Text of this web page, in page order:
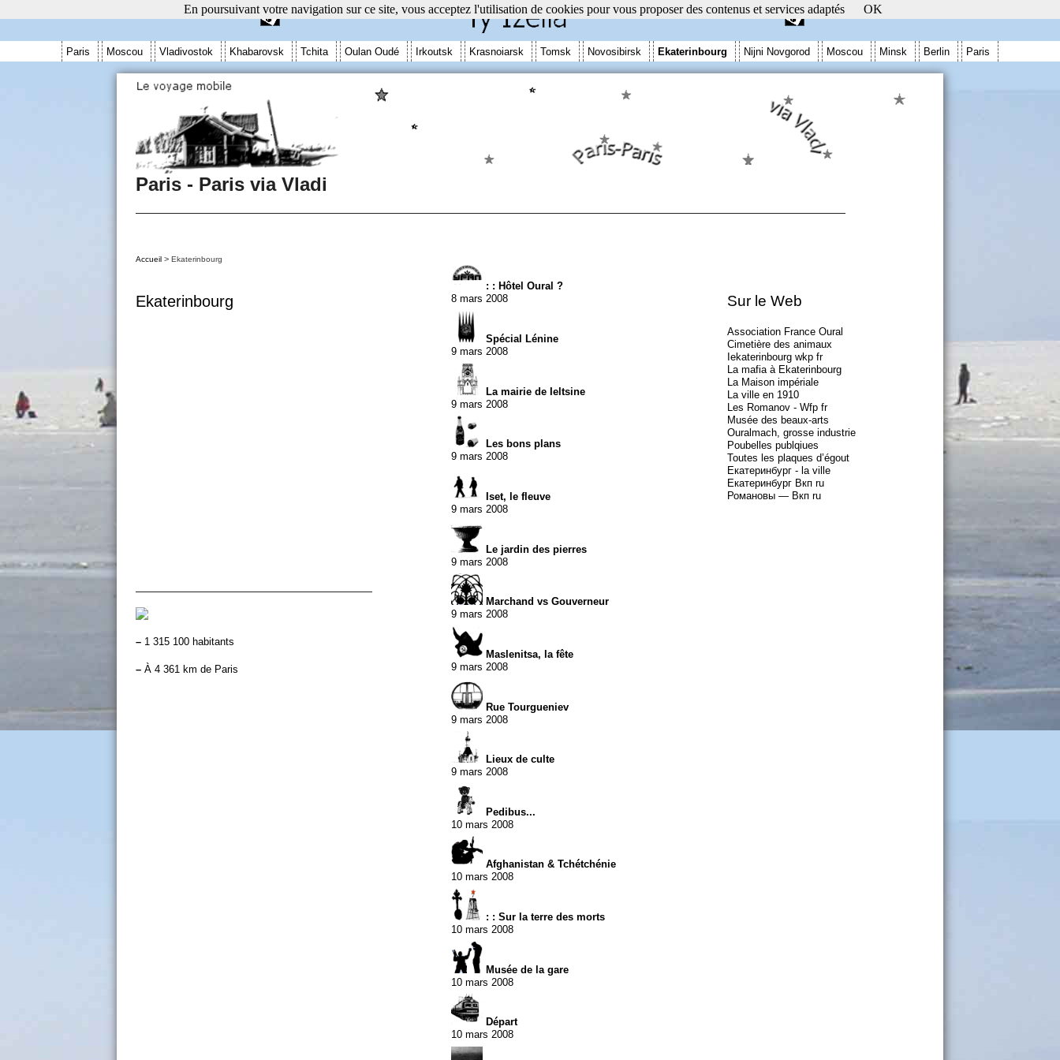
Paris Moscou Vladivostok Khabarovsk Tchita Oulan Oudé Irkoutsk Krasnoiarsk Tomsk Novosibirsk Ekaterinbourg Nijni Novgorod Moscou Minsk Berlin Paris
Paris - Paris via Vladi
Accueil > Ekaterinbourg
Ekaterinbourg
– 1 315 100 habitants
– À 4 361 km de Paris
: : Hôtel Oural ?
8 mars 2008
Spécial Lénine
9 mars 2008
La mairie de Ieltsine
9 mars 2008
Les bons plans
9 mars 2008
Iset, le fleuve
9 mars 2008
Le jardin des pierres
9 mars 2008
Marchand vs Gouverneur
9 mars 2008
Maslenitsa, la fête
9 mars 2008
Rue Tourgueniev
9 mars 2008
Lieux de culte
9 mars 2008
Pedibus...
10 mars 2008
Afghanistan & Tchétchénie
10 mars 2008
: : Sur la terre des morts
10 mars 2008
Musée de la gare
10 mars 2008
Départ
10 mars 2008
Sur le Web
Association France Oural
Cimetière des animaux
Iekaterinbourg wkp fr
La mafia à Ekaterinbourg
La Maison impériale
La ville en 1910
Les Romanov - Wfp fr
Musée des beaux-arts
Ouralmach, grosse industrie
Poubelles publqiues
Toutes les plaques d’égout
Екатеринбург - la ville
Екатеринбург Вкп ru
Романовы — Вкп ru
En poursuivant votre navigation sur ce site, vous acceptez l'utilisation de cookies pour vous proposer des contenus et services adaptés OK